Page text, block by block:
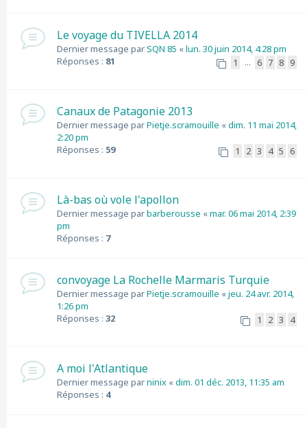
Le voyage du TIVELLA 2014
Dernier message parSQN 85 «lun. 30 juin 2014, 4:28 pm
Réponses : 81 1 … 6 7 8 9
Canaux de Patagonie 2013
Dernier message parPietje.scramouille «dim. 11 mai 2014,
2:20 pm
Réponses : 59 1 2 3 4 5 6
Là-bas où vole l'apollon
Dernier message parbarberousse «mar. 06 mai 2014, 2:39
pm
Réponses : 7
convoyage La Rochelle Marmaris Turquie
Dernier message parPietje.scramouille «jeu. 24 avr. 2014,
1:26 pm
Réponses : 32 1 2 3 4
A moi l'Atlantique
Dernier message parninix «dim. 01 déc. 2013, 11:35 am
Réponses : 4